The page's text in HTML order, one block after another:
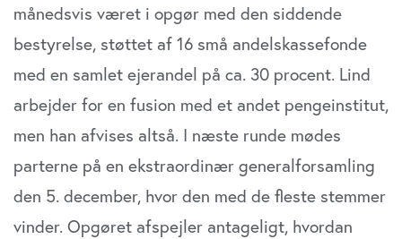
månedsvis været i opgør med den siddende
bestyrelse, støttet af 16 små andelskassefonde
med en samlet ejerandel på ca. 30 procent. Lind
arbejder for en fusion med et andet pengeinstitut,
men han afvises altså. I næste runde mødes
parterne på en ekstraordinær generalforsamling
den 5. december, hvor den med de fleste stemmer
vinder. Opgøret afspejler antageligt, hvordan